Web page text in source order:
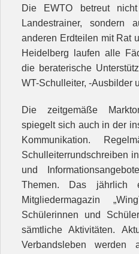
Die EWTO betreut
Landestrainer, sondern
anderen Erdteilen mit Rat
Heidelberg laufen alle
die beraterische
WT-Schulleiter, -Ausbilder
Die zeitgemäße
spiegelt sich auch in der
Kommunikation.
Schulleiterrundschreiben
und
Themen. Das jährlich
Mitgliedermagazin
Schülerinnen und
sämtliche Aktivitäten.
Verbandsleben werden